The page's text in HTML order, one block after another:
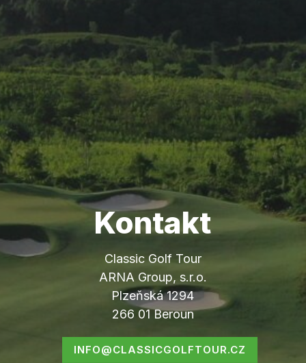
Kontakt
Classic Golf Tour
ARNA Group, s.r.o.
Plzeňská 1294
266 01 Beroun
INFO@CLASSICGOLFTOUR.CZ